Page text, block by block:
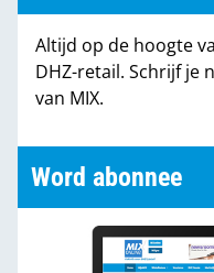
Partners
Altijd op de hoogte
DHZ-retail. Schrijf je
van MIX.
Word abonnee